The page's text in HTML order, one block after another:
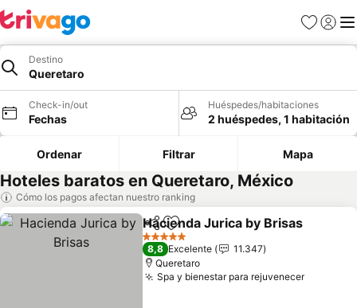
Favoritos
Iniciar
Destino
Queretaro
Check-in/out
Fechas
Huéspedes/habitaciones
2 huéspedes, 1 habitación
Ordenar Filtrar Mapa
Hoteles baratos en Queretaro, México
Cómo los pagos afectan nuestro ranking
CompartirAgregar a favoritos
Hacienda Jurica by Brisas
5 Estrellas
8,8 Excelente
11.347
Queretaro
Spa y bienestar para rejuvenecer